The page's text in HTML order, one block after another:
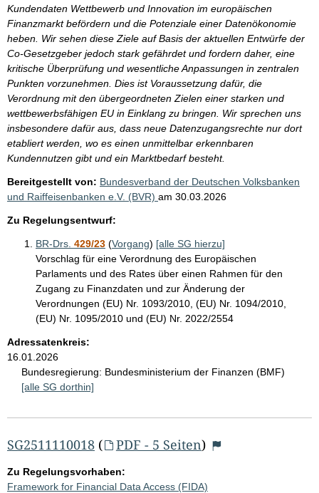
Kundendaten Wettbewerb und Innovation im europäischen
Finanzmarkt befördern und die Potenziale einer Datenökonomie
heben. Wir sehen diese Ziele auf Basis der aktuellen Entwürfe der
Co-Gesetzgeber jedoch stark gefährdet und fordern daher, eine
kritische Überprüfung und wesentliche Anpassungen in zentralen
Punkten vorzunehmen. Dies ist Voraussetzung dafür, die
Verordnung mit den übergeordneten Zielen einer starken und
wettbewerbsfähigen EU in Einklang zu bringen. Wir sprechen uns
insbesondere dafür aus, dass neue Datenzugangsrechte nur dort
etabliert werden, wo es einen unmittelbar erkennbaren
Kundennutzen gibt und ein Marktbedarf besteht.
Bereitgestellt von: Bundesverband der Deutschen Volksbanken
und Raiffeisenbanken e.V. (BVR) am 30.03.2026
Zu Regelungsentwurf:
BR-Drs. 429/23 (Vorgang) [alle SG hierzu]
Vorschlag für eine Verordnung des Europäischen
Parlaments und des Rates über einen Rahmen für den
Zugang zu Finanzdaten und zur Änderung der
Verordnungen (EU) Nr. 1093/2010, (EU) Nr. 1094/2010,
(EU) Nr. 1095/2010 und (EU) Nr. 2022/2554
Adressatenkreis:
16.01.2026
Bundesregierung: Bundesministerium der Finanzen (BMF)
[alle SG dorthin]
SG2511110018 ( PDF - 5 Seiten)
Zu Regelungsvorhaben:
Framework for Financial Data Access (FIDA)